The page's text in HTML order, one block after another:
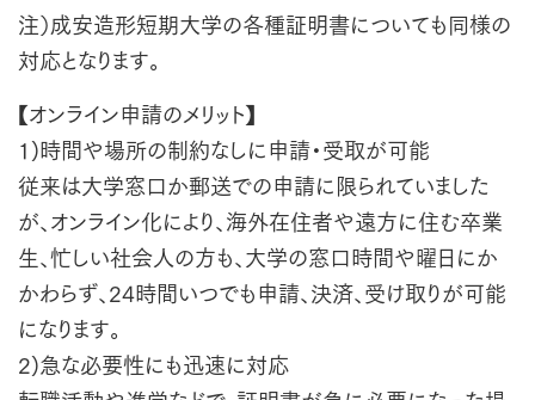
注）成安造形短期大学の各種証明書についても同様の
対応となります。
【オンライン申請のメリット】
1)時間や場所の制約なしに申請・受取が可能
従来は大学窓口か郵送での申請に限られていました
が、オンライン化により、海外在住者や遠方に住む卒業
生、忙しい社会人の方も、大学の窓口時間や曜日にか
かわらず、24時間いつでも申請、決済、受け取りが可能
になります。
2)急な必要性にも迅速に対応